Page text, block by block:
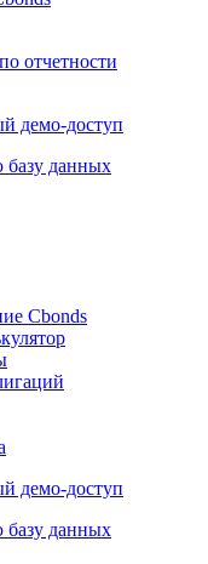
отчетности
демо-доступ
базу данных
Cbonds
демо-доступ
базу данных